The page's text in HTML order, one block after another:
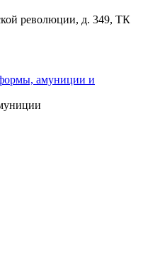
революции, д. 349, ТК